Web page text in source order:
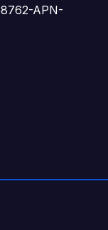
APN-